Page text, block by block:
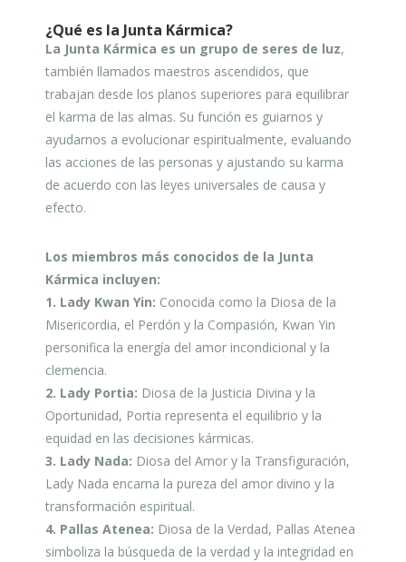
¿Qué es la Junta Kármica?
La Junta Kármica es un grupo de seres de luz,
también llamados maestros ascendidos, que
trabajan desde los planos superiores para equilibrar
el karma de las almas. Su función es guiarnos y
ayudarnos a evolucionar espiritualmente, evaluando
las acciones de las personas y ajustando su karma
de acuerdo con las leyes universales de causa y
efecto.
Los miembros más conocidos de la Junta
Kármica incluyen:
1. Lady Kwan Yin: Conocida como la Diosa de la
Misericordia, el Perdón y la Compasión, Kwan Yin
personifica la energía del amor incondicional y la
clemencia.
2. Lady Portia: Diosa de la Justicia Divina y la
Oportunidad, Portia representa el equilibrio y la
equidad en las decisiones kármicas.
3. Lady Nada: Diosa del Amor y la Transfiguración,
Lady Nada encarna la pureza del amor divino y la
transformación espiritual.
4. Pallas Atenea: Diosa de la Verdad, Pallas Atenea
simboliza la búsqueda de la verdad y la integridad en